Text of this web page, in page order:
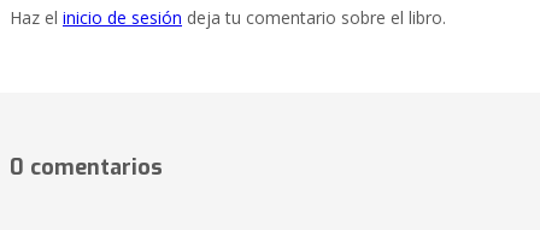
Haz el inicio de sesión deja tu comentario sobre el libro.
0 comentarios